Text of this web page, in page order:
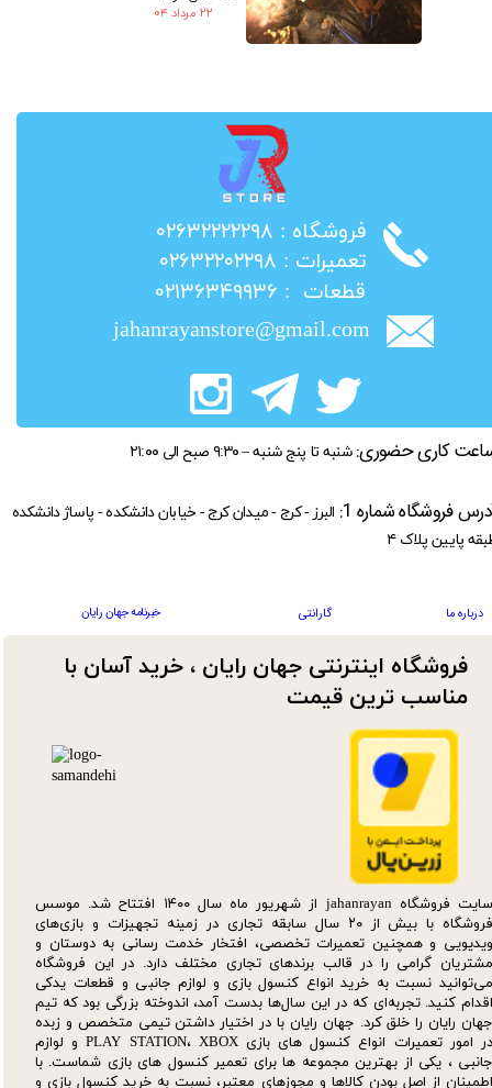
۲۲ مرداد ۰۴
​فروشگاه : ۰۲۶۳۲۲۲۲۲۹۸
​تعمیرات : ۰۲۶۳۲۲۰۲۲۹۸
​قطعات : ۰۲۱۳۶۳۴۹۹۳۶
jahanrayanstore@gmail.com
سایت فروشگاه jahanrayan از شهریور ماه سال ۱۴۰۰ افتتاح شد. موسس
فروشگاه با بیش از ۲۰ سال سابقه تجاری در زمینه تجهیزات و بازی‌های
ویدیویی و همچنین تعمیرات تخصصی، افتخار خدمت رسانی به دوستان و
مشتریان گرامی را در قالب برندهای تجاری مختلف دارد. در این فروشگاه
می‌توانید نسبت به خرید انواع کنسول بازی و لوازم جانبی و قطعات یدکی‌
اقدام کنید. تجربه‌ای که در این سال‌ها بدست آمد، اندوخته بزرگی بود که تیم
جهان رایان را خلق کرد. جهان رایان با در اختیار داشتن تیمی متخصص و زبده
در امور تعمیرات انواع کنسول های بازی PLAY STATION، XBOX و لوازم
جانبی ، یکی از بهترین مجموعه ها برای تعمیر کنسول های بازی شماست. با
اطمینان از اصل بودن کالاها و مجوزهای معتبر، نسبت به خرید کنسول بازی و
فروشگاه اینترنتی جهان رایان ، خرید آسان با
مناسب ترین قیمت​​​​​​​
کاری حضوری: شنبه تا پنج شنبه – ۹:۳۰ صبح الی ۲۱:۰۰
درباره ما گارانتی خبرنامه جهان رایان
فروشگاه شماره 1:
البرز - کرج - میدان کرج - خیابان دانشکده - پاساژ دانشکده
پایین پلاک ۴